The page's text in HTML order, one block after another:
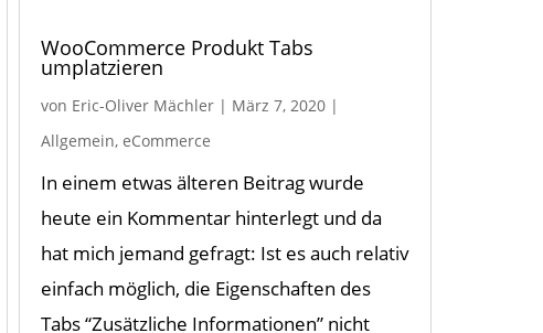
WooCommerce Produkt Tabs
umplatzieren
von Eric-Oliver Mächler | März 7, 2020 |
Allgemein,eCommerce
In einem etwas älteren Beitrag wurde
heute ein Kommentar hinterlegt und da
hat mich jemand gefragt: Ist es auch relativ
einfach möglich, die Eigenschaften des
Tabs “Zusätzliche Informationen” nicht